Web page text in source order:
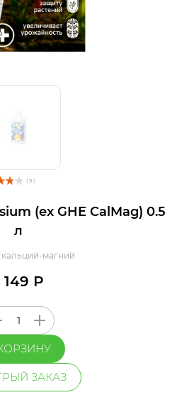
( 9 )
(ex GHE CalMag) 0.5
л
магний
149 Р
ЗАКАЗ